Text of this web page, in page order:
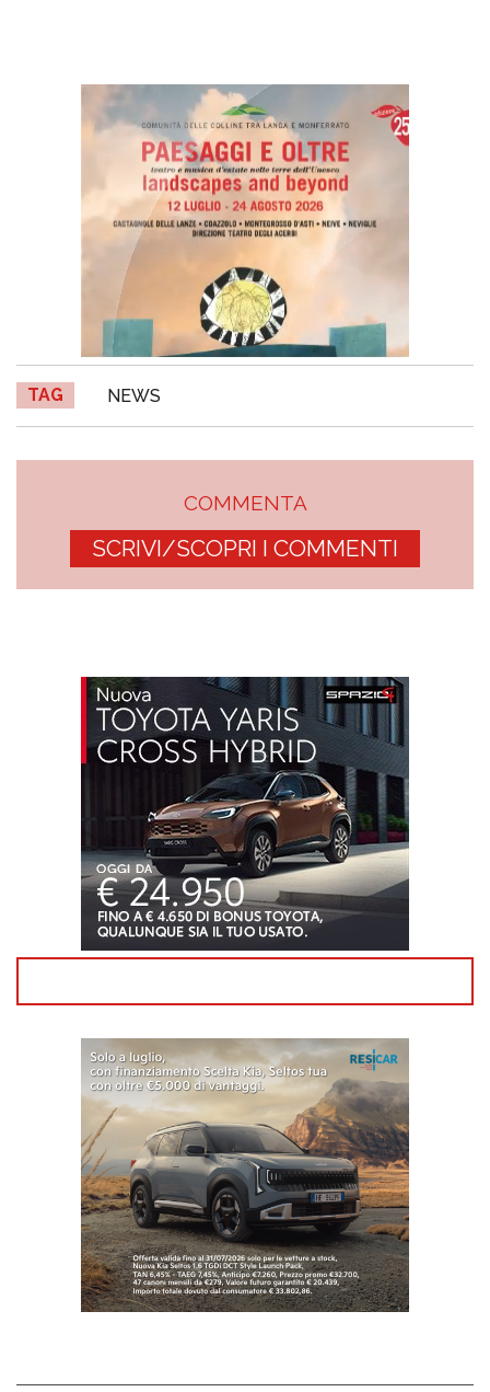
TAG NEWS
COMMENTA
SCRIVI/SCOPRI I COMMENTI